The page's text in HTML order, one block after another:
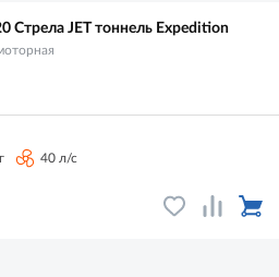
Стрела JET тоннель Expedition
40 л/с